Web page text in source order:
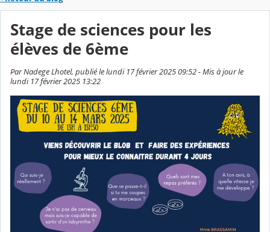
Stage de sciences pour les
élèves de 6ème
Par Nadege Lhotel, publié le lundi 17 février 2025 09:52 - Mis à jour le
lundi 17 février 2025 13:22